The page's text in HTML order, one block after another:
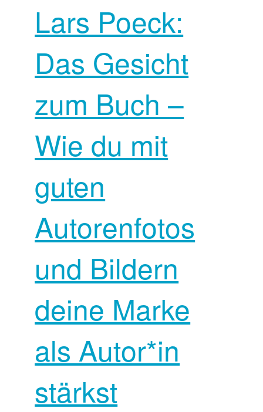
Lars Poeck:
Das Gesicht
zum Buch –
Wie du mit
guten
Autorenfotos
und Bildern
deine Marke
als Autor*in
stärkst